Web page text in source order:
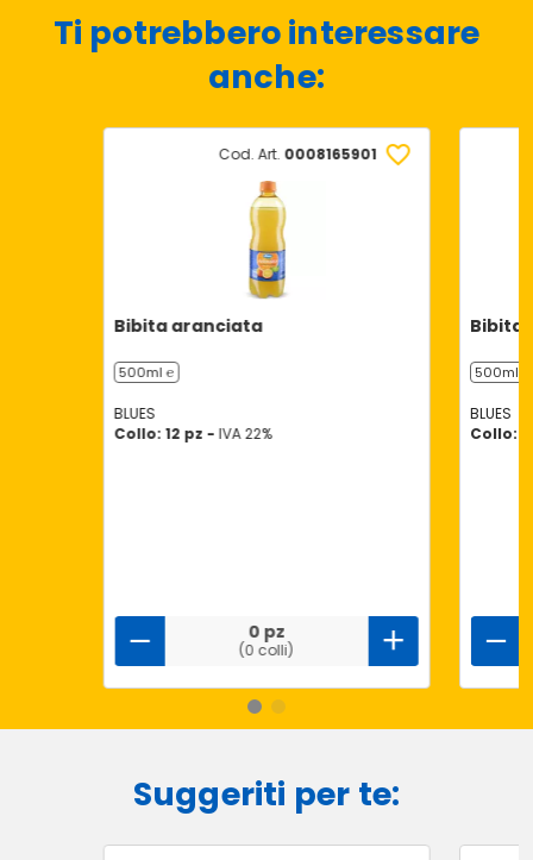
Ti potrebbero interessare
anche:
Cod. Art. 0008165901
Bibita aranciata
500ml ℮
BLUES
Collo: 12 pz - IVA 22%
0 pz
(0 colli)
Bibita
500ml ℮
BLUES
Collo:
Suggeriti per te: